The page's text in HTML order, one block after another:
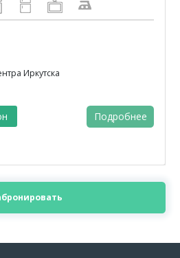
Иркутска
Подробнее